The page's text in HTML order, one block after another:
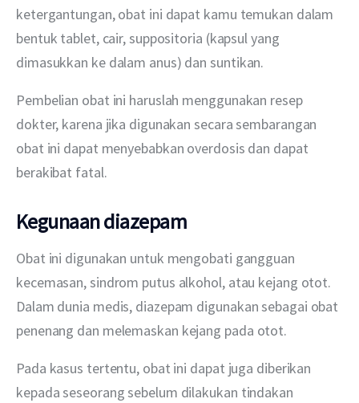
ketergantungan, obat ini dapat kamu temukan dalam
bentuk tablet, cair, suppositoria (kapsul yang
dimasukkan ke dalam anus) dan suntikan.
Pembelian obat ini haruslah menggunakan resep
dokter, karena jika digunakan secara sembarangan
obat ini dapat menyebabkan overdosis dan dapat
berakibat fatal.
Kegunaan diazepam
Obat ini digunakan untuk mengobati gangguan
kecemasan, sindrom putus alkohol, atau kejang otot.
Dalam dunia medis, diazepam digunakan sebagai obat
penenang dan melemaskan kejang pada otot.
Pada kasus tertentu, obat ini dapat juga diberikan
kepada seseorang sebelum dilakukan tindakan